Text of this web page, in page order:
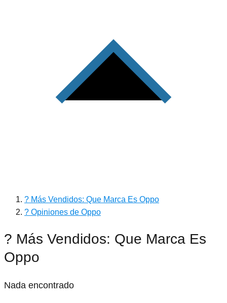
? Más Vendidos: Que Marca Es Oppo
? Opiniones de Oppo
? Más Vendidos: Que Marca Es
Oppo
Nada encontrado